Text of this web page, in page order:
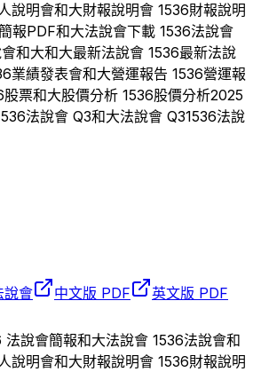
說明會和大財報說明會 1536財報說明
報PDF和大法說會下載 1536法說會
和大和大最新法說會 1536最新法說
業績發表會和大營運報告 1536營運報
股票和大股價分析 1536股價分析2025
法說會 Q3和大法說會 Q31536法說
說會 中文版 PDF
英文版 PDF
法說會簡報和大法說會 1536法說會和
說明會和大財報說明會 1536財報說明